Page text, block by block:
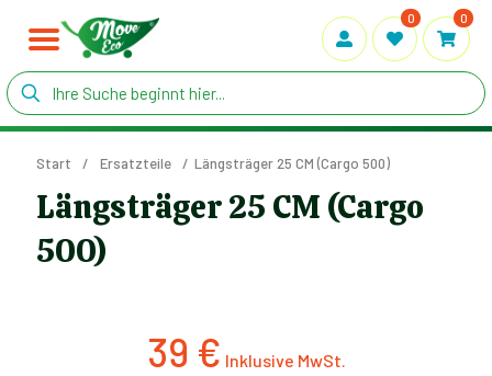
0 0
Start / Ersatzteile / Längsträger 25 CM (Cargo 500)
Längsträger 25 CM (Cargo
500)
39 €